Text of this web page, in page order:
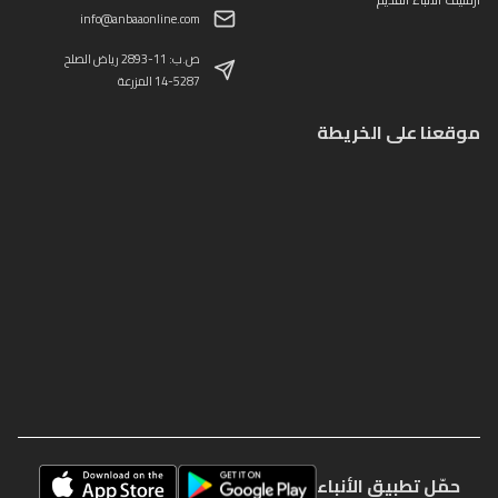
info@anbaaonline.com
ص.ب: 11-2893 رياض الصلح
14-5287 المزرعة
موقعنا على الخريطة
حمّل تطبيق الأنباء